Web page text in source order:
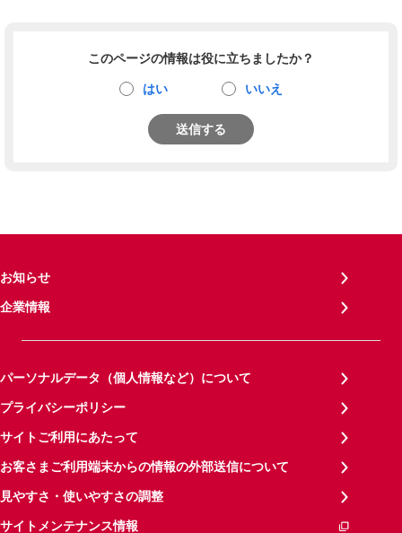
このページの情報は役に立ちましたか？
はい いいえ
送信する
お知らせ
企業情報
パーソナルデータ（個人情報など）について
プライバシーポリシー
サイトご利用にあたって
お客さまご利用端末からの情報の外部送信について
見やすさ・使いやすさの調整
サイトメンテナンス情報